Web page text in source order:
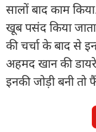
सालों बाद काम
खूब पसंद किया
की चर्चा के बाद से
अहमद खान की
इनकी जोड़ी बनी तो